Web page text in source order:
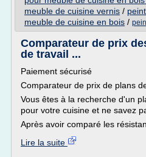
meuble de cuisine vernis /
meuble de cuisine en bois /
Comparateur de prix
de travail ...
Paiement sécurisé
Comparateur de prix de plans
Vous êtes à la recherche d'un
pour votre cuisine et ne savez
Après avoir comparé les
Lire la suite